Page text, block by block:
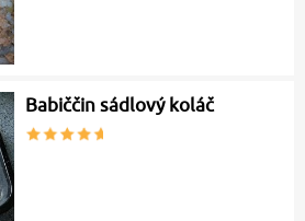
Babiččin sádlový koláč